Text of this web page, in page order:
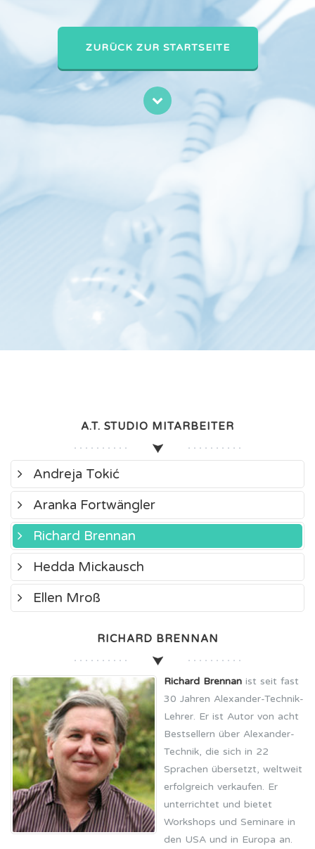
ZURÜCK ZUR STARTSEITE
A.T. STUDIO MITARBEITER
Andreja Tokić
Aranka Fortwängler
Richard Brennan
Hedda Mickausch
Ellen Mroß
RICHARD BRENNAN
Richard Brennan ist seit fast
30 Jahren Alexander-Technik-
Lehrer. Er ist Autor von acht
Bestsellern über Alexander-
Technik, die sich in 22
Sprachen übersetzt, weltweit
erfolgreich verkaufen. Er
unterrichtet und bietet
Workshops und Seminare in
den USA und in Europa an.